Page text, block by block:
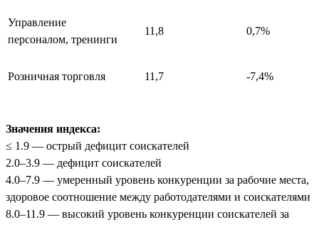
Управление
персоналом, тренинги
11,8 0,7%
Розничная торговля 11,7 -7,4%
Значения индекса:
≤ 1.9 — острый дефицит соискателей
2.0–3.9 — дефицит соискателей
4.0–7.9 — умеренный уровень конкуренции за рабочие места,
здоровое соотношение между работодателями и соискателями
8.0–11.9 — высокий уровень конкуренции соискателей за